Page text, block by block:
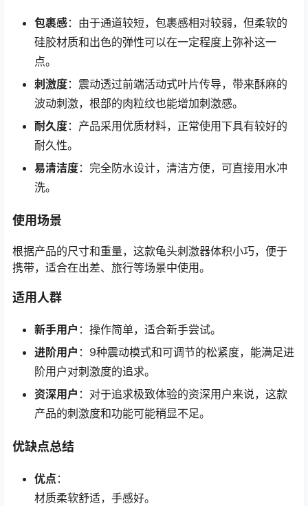
包裹感：由于通道较短，包裹感相对较弱，但柔软的
硅胶材质和出色的弹性可以在一定程度上弥补这一
点。
刺激度：震动透过前端活动式叶片传导，带来酥麻的
波动刺激，根部的肉粒纹也能增加刺激感。
耐久度：产品采用优质材料，正常使用下具有较好的
耐久性。
易清洁度：完全防水设计，清洁方便，可直接用水冲
洗。
使用场景
根据产品的尺寸和重量，这款龟头刺激器体积小巧，便于
携带，适合在出差、旅行等场景中使用。
适用人群
新手用户 ：操作简单，适合新手尝试。
进阶用户 ：9种震动模式和可调节的松紧度，能满足进
阶用户对刺激度的追求。
资深用户 ：对于追求极致体验的资深用户来说，这款
产品的刺激度和功能可能稍显不足。
优缺点总结
优点 ：
材质柔软舒适，手感好。